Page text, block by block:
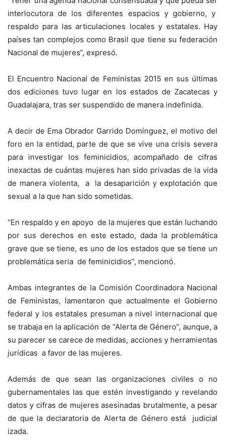
interlocutora de los diferentes espacios y gobierno, y
respaldo para las articulaciones locales y estatales. Hay
países tan complejos como Brasil que tiene su federación
Nacional de mujeres“, expresó.
El Encuentro Nacional de Feministas 2015 en sus últimas
dos ediciones tuvo lugar en los estados de Zacatecas y
Guadalajara, tras ser suspendido de manera indefinida.
A decir de Ema Obrador Garrido Domínguez, el motivo del
foro en la entidad, parte de que se vive una crisis severa
para investigar los feminicidios, acompañado de cifras
inexactas de cuántas mujeres han sido privadas de la vida
de manera violenta, a la desaparición y explotación que
sexual a la que han sido sometidas.
“En respaldo y en apoyo de la mujeres que están luchando
por sus derechos en este estado, dada la problemática
grave que se tiene, es uno de los estados que se tiene un
problemática seria de feminicidios”, mencionó.
Ambas integrantes de la Comisión Coordinadora Nacional
de Feministas, lamentaron que actualmente el Gobierno
federal y los estatales presuman a nivel internacional que
se trabaja en la aplicación de “Alerta de Género”, aunque, a
su parecer se carece de medidas, acciones y herramientas
jurídicas a favor de las mujeres.
Además de que sean las organizaciones civiles o no
gubernamentales las que estén investigando y revelando
datos y cifras de mujeres asesinadas brutalmente, a pesar
de que la declaratoria de Alerta de Género está judicial
izada.